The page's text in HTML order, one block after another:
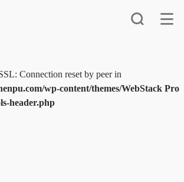
Connection reset by peer in
wp-content/themes/WebStack Pro
header.php